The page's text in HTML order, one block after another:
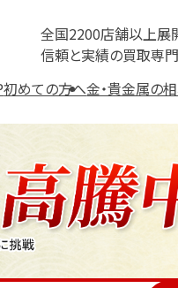
全国2200店舗以上展
信頼と実績の買取専門
初めての方へ金・貴金属の